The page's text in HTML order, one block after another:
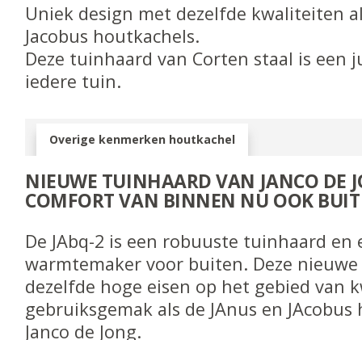
Uniek design met dezelfde kwaliteiten
Jacobus houtkachels.
Deze tuinhaard van Corten staal is een
iedere tuin.
Overige kenmerken houtkachel
NIEUWE TUINHAARD VAN JANCO DE
COMFORT VAN BINNEN NU OOK
De JAbq-2 is een robuuste tuinhaard en
warmtemaker voor buiten. Deze
dezelfde hoge eisen op het gebied van
gebruiksgemak als de JAnus en
Janco de Jong.